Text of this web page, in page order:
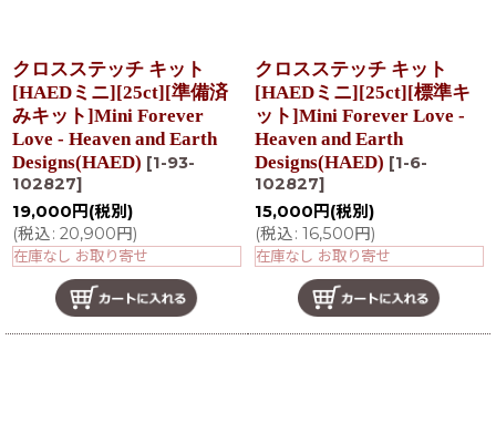
クロスステッチ キット
[HAEDミニ][25ct][準備済
みキット]Mini Forever
Love - Heaven and Earth
Designs(HAED) [1-93-
102827]
19,000 円 (税別)
(税込: 20,900円)
在庫なし お取り寄せ
クロスステッチ キット
[HAEDミニ][25ct][標準キ
ット]Mini Forever Love -
Heaven and Earth
Designs(HAED) [1-6-
102827]
15,000 円 (税別)
(税込: 16,500円)
在庫なし お取り寄せ